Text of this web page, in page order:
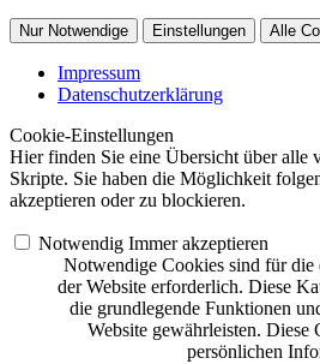
Nur Notwendige Einstellungen Alle
Impressum
Datenschutzerklärung
Cookie-Einstellungen
Hier finden Sie eine Übersicht über alle
Skripte. Sie haben die Möglichkeit
akzeptieren oder zu blockieren.
Notwendig Immer akzeptieren
Notwendige Cookies sind für die
der Website erforderlich. Diese
die grundlegende Funktionen
Website gewährleisten. Diese
persönlichen